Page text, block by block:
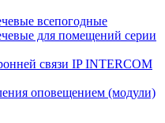
всепогодные
для помещений серии
связи IP INTERCOM
оповещением (модули)